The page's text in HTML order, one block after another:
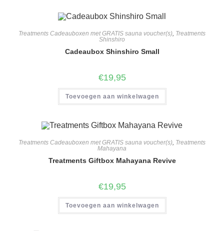
Treatments Cadeauboxen met GRATIS sauna voucher(s), Treatments
Shinshiro
Cadeaubox Shinshiro Small
€19,95
Toevoegen aan winkelwagen
Treatments Cadeauboxen met GRATIS sauna voucher(s), Treatments
Mahayana
Treatments Giftbox Mahayana Revive
€19,95
Toevoegen aan winkelwagen